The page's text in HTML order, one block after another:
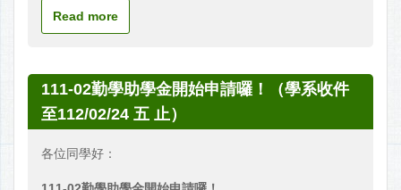
Read more
111-02勤學助學金開始申請囉！（學系收件
至112/02/24 五 止）
各位同學好：